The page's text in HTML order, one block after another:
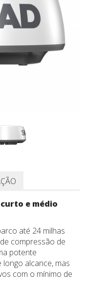
e médio
até 24 milhas
compressão de
potente
alcance, mas
com o mínimo de